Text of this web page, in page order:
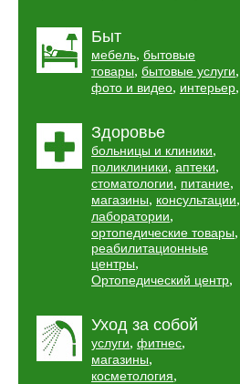
Быт
мебель, бытовые
товары, бытовые услуги,
фото и видео, интерьер,
Здоровье
больницы и клиники,
поликлиники, аптеки,
стоматологии, питание,
магазины, консультации,
лаборатории,
ортопедические товары,
реабилитационные
центры,
Ортопедический центр,
Уход за собой
услуги, фитнес,
магазины,
косметология,